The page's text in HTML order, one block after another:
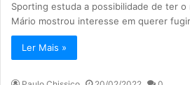
Sporting estuda a possibilidade de ter o
Mário mostrou interesse em querer
Ler Mais »